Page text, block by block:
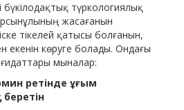
бүкілодақтық түркологиялық
жасағанын
тікелей қатысы болғанын,
екенін көруге болады. Ондағы
мыналар:
ретінде ұғым